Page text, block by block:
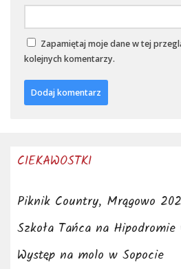
Zapamiętaj moje dane w tej
kolejnych komentarzy.
CIEKAWOSTKI
Piknik Country, Mrągowo
Szkoła Tańca na
Występ na molo w Sopocie